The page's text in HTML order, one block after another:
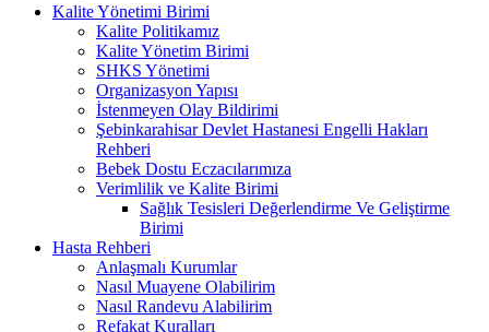
Kalite Yönetimi Birimi
Kalite Politikamız
Kalite Yönetim Birimi
SHKS Yönetimi
Organizasyon Yapısı
İstenmeyen Olay Bildirimi
Şebinkarahisar Devlet Hastanesi Engelli Hakları
Rehberi
Bebek Dostu Eczacılarımıza
Verimlilik ve Kalite Birimi
Sağlık Tesisleri Değerlendirme Ve Geliştirme
Birimi
Hasta Rehberi
Anlaşmalı Kurumlar
Nasıl Muayene Olabilirim
Nasıl Randevu Alabilirim
Refakat Kuralları